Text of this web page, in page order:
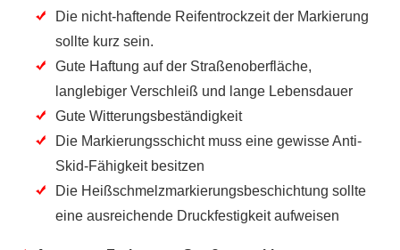
Die nicht-haftende Reifentrockzeit der Markierung
sollte kurz sein.
Gute Haftung auf der Straßenoberfläche,
langlebiger Verschleiß und lange Lebensdauer
Gute Witterungsbeständigkeit
Die Markierungsschicht muss eine gewisse Anti-
Skid-Fähigkeit besitzen
Die Heißschmelzmarkierungsbeschichtung sollte
eine ausreichende Druckfestigkeit aufweisen